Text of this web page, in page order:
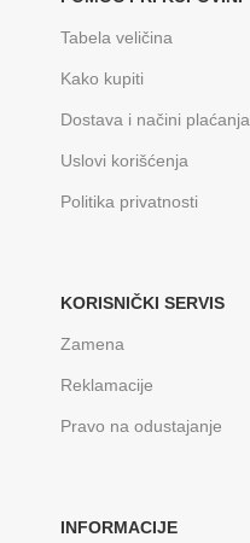
Tabela veličina
Kako kupiti
Dostava i načini plaćanja
Uslovi korišćenja
Politika privatnosti
KORISNIČKI SERVIS
Zamena
Reklamacije
Pravo na odustajanje
INFORMACIJE